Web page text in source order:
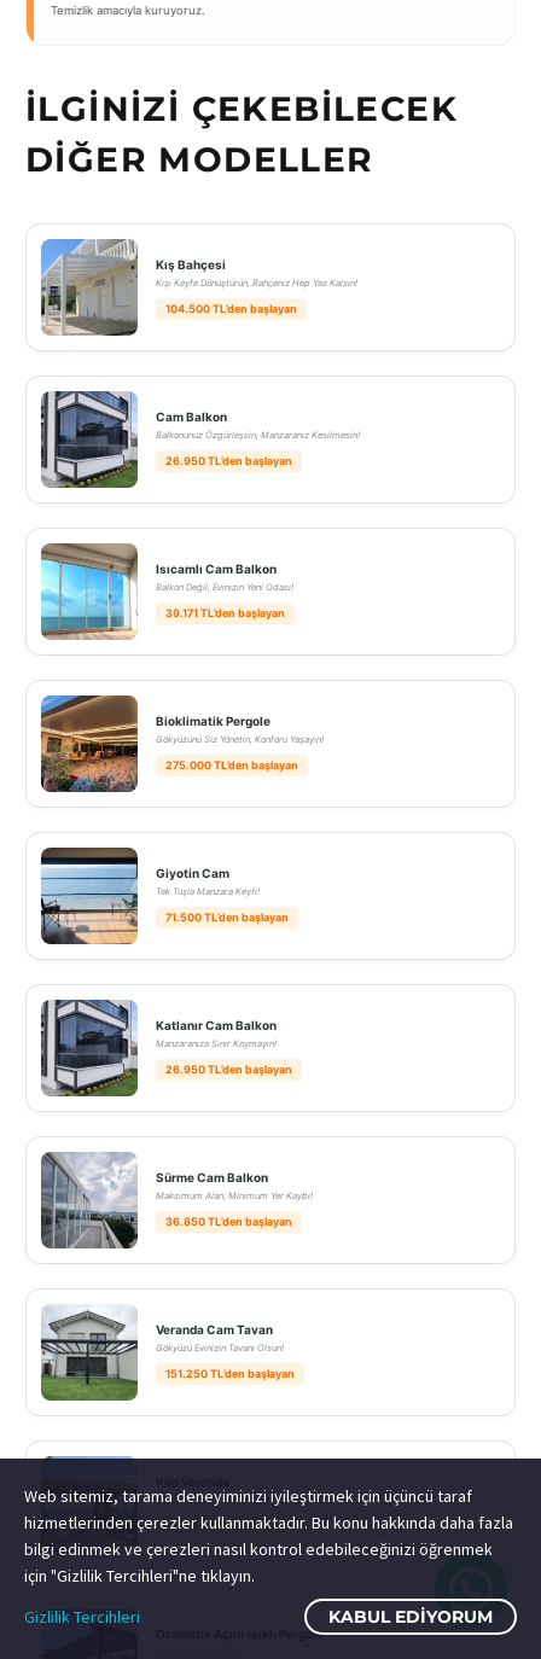
Temizlik amacıyla kuruyoruz.
İLGINIZI ÇEKEBILECEK
DIĞER MODELLER
Kış Bahçesi
Kışı Keyfe Dönüştürün, Bahçeniz Hep Yaz Kalsın!
104.500 TL’den başlayan
Cam Balkon
Balkonunuz Özgürleşsin, Manzaranız Kesilmesin!
26.950 TL’den başlayan
Isıcamlı Cam Balkon
Balkon Değil, Evinizin Yeni Odası!
39.171 TL’den başlayan
Bioklimatik Pergole
Gökyüzünü Siz Yönetin, Konforu Yaşayın!
275.000 TL’den başlayan
Giyotin Cam
Tek Tuşla Manzara Keyfi!
71.500 TL’den başlayan
Katlanır Cam Balkon
Manzaranıza Sınır Koymayın!
26.950 TL’den başlayan
Sürme Cam Balkon
Maksimum Alan, Minimum Yer Kaybı!
36.850 TL’den başlayan
Veranda Cam Tavan
Gökyüzü Evinizin Tavanı Olsun!
151.250 TL’den başlayan
Bahçenizdeki Modern Yaşam Üssü!
167.750 TL’den başlayan
Otomatik Açılır Işıklı Pergole
Web sitemiz, tarama deneyiminizi iyileştirmek için üçüncü taraf
hizmetlerinden çerezler kullanmaktadır. Bu konu hakkında daha fazla
bilgi edinmek ve çerezleri nasıl kontrol edebileceğinizi öğrenmek
için "Gizlilik Tercihleri"ne tıklayın.
Gizlilik Tercihleri
KABUL EDIYORUM